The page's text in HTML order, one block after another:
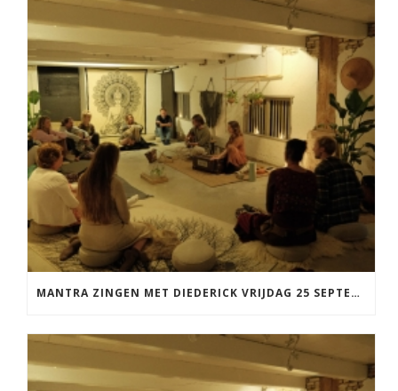
MANTRA ZINGEN MET DIEDERICK VRIJDAG 25 SEPTEMBER EN 20 NOVEMBER